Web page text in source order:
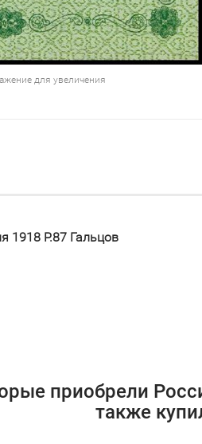
для увеличения
1918 P.87 Гальцов
приобрели
также